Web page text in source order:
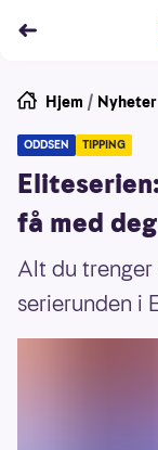
Hjem / Nyheter
ODDSEN TIPPING
få med
Alt du
serierunden i